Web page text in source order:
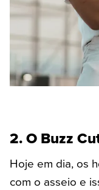
2. O Buzz
Hoje em dia, os
com o asseio e